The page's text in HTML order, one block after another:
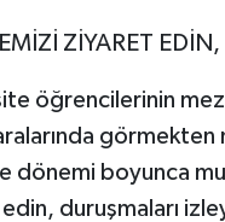
ZİYARET
öğrencilerinin
görmekten
dönemi boyunca
duruşmaları